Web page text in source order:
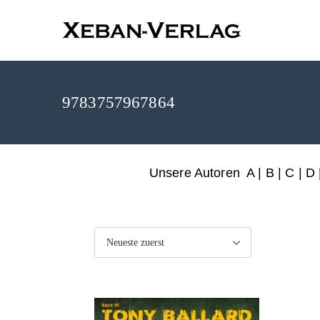
9783757967864
Unsere AutorenA| B C D